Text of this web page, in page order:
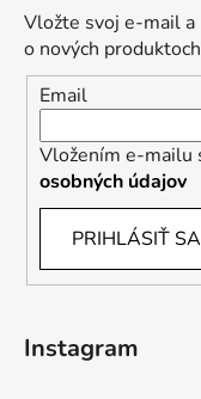
Vložte svoj e-mail a
o nových
Email
Vložením e-mailu
osobných údajov
PRIHLÁSIŤ SA
Instagram